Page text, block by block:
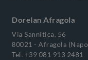
Dorelan Afragola
Via Sannitica, 56
80021 - Afragola
Tel. +39 081 913 2481